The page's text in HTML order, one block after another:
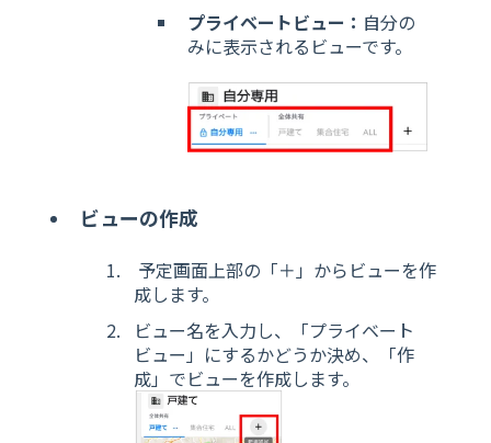
プライベートビュー： 自分の
みに表示されるビューです。
ビューの作成
予定画面上部の「＋」からビューを作
成します。
ビュー名を入力し、「プライベート
ビュー」にするかどうか決め、「作
成」でビューを作成します。